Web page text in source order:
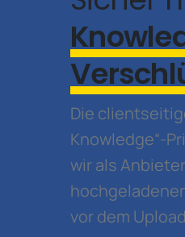
Die
Knowledge“-
wir als
vor dem